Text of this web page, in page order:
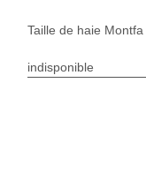
Taille de haie Montfa
indisponible